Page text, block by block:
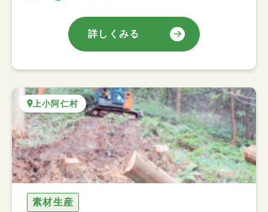
詳しくみる
上小阿仁村
素材生産